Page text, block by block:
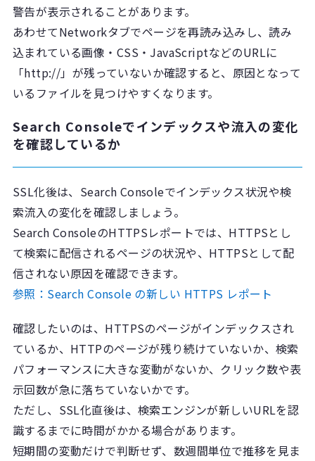
警告が表示されることがあります。
あわせてNetworkタブでページを再読み込みし、読み
込まれている画像・CSS・JavaScriptなどのURLに
「http://」が残っていないか確認すると、原因となって
いるファイルを見つけやすくなります。
Search Consoleでインデックスや流入の変化
を確認しているか
SSL化後は、Search Consoleでインデックス状況や検
索流入の変化を確認しましょう。
Search ConsoleのHTTPSレポートでは、HTTPSとし
て検索に配信されるページの状況や、HTTPSとして配
信されない原因を確認できます。
参照：Search Console の新しい HTTPS レポート
確認したいのは、HTTPSのページがインデックスされ
ているか、HTTPのページが残り続けていないか、検索
パフォーマンスに大きな変動がないか、クリック数や表
示回数が急に落ちていないかです。
ただし、SSL化直後は、検索エンジンが新しいURLを認
識するまでに時間がかかる場合があります。
短期間の変動だけで判断せず、数週間単位で推移を見ま